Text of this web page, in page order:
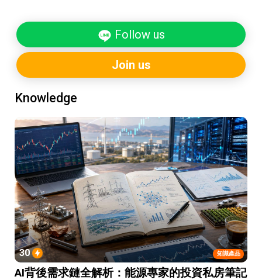
Follow us
Join us
Knowledge
知識產品
30
AI背後需求鏈全解析：能源專家的投資私房筆記